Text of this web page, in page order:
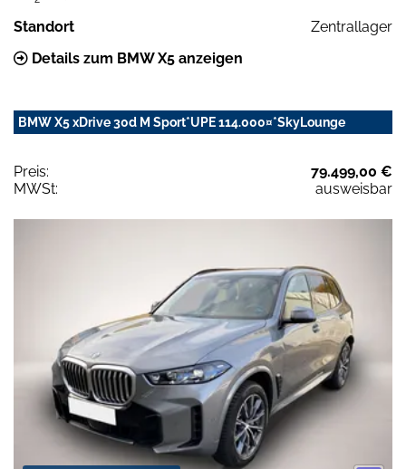
Standort
Zentrallager
Details zum BMW X5 anzeigen
BMW X5 xDrive 30d M Sport*UPE 114.000¤*SkyLounge
Preis:
79.499,00 €
MWSt:
ausweisbar